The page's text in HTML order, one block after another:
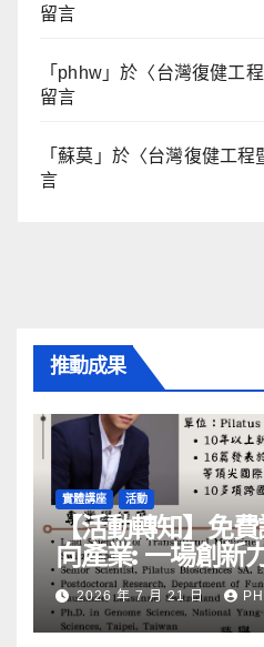
留言
「 phhw 」於〈台灣復健工
留言
「蘇莫 」於〈台灣復健工程
言
推動成果
實體講座 活動
【活動轉知】免
向產業: ⼀場創新
旅程」
2026 年 7 月 21 日